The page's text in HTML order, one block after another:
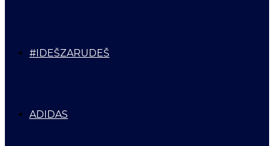
#IDEŠZARUDEŠ
ADIDAS